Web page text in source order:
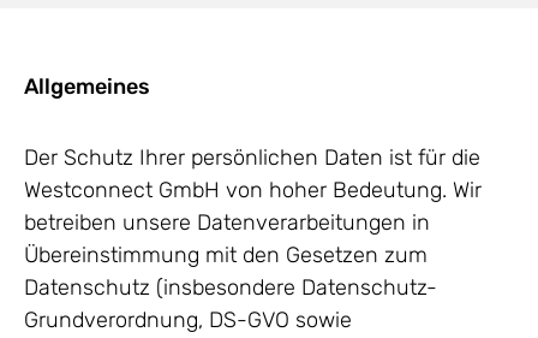
Allgemeines
Der Schutz Ihrer persönlichen Daten ist für die
Westconnect GmbH von hoher Bedeutung. Wir
betreiben unsere Datenverarbeitungen in
Übereinstimmung mit den Gesetzen zum
Datenschutz (insbesondere Datenschutz-
Grundverordnung, DS-GVO sowie